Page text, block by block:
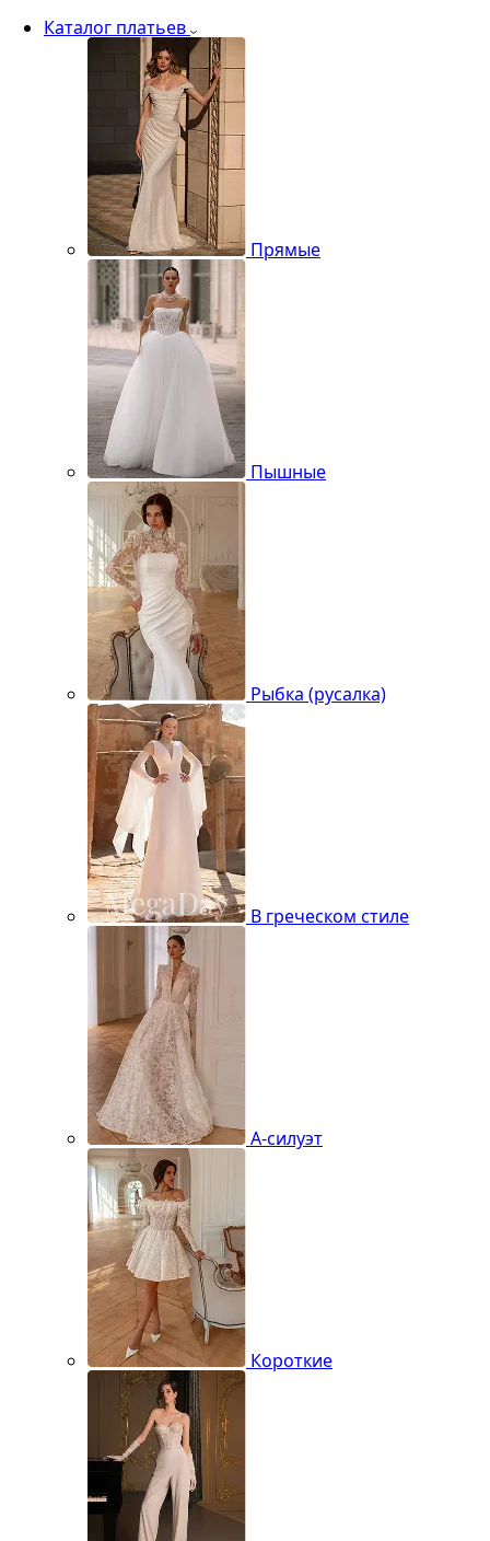
Каталог платьев
Прямые
Пышные
Рыбка (русалка)
В греческом стиле
А-силуэт
Короткие